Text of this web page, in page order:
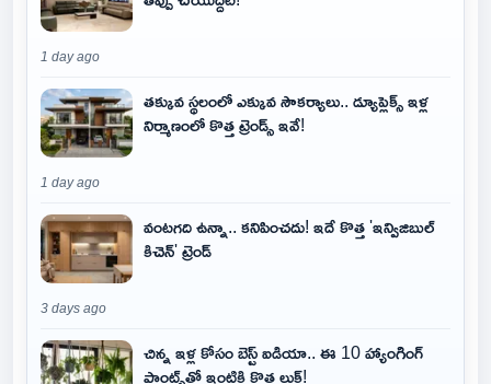
1 day ago
తక్కువ స్థలంలో ఎక్కువ సౌకర్యాలు.. డ్యూప్లెక్స్ ఇళ్ల
నిర్మాణంలో కొత్త ట్రెండ్స్ ఇవే!
1 day ago
వంటగది ఉన్నా.. కనిపించదు! ఇదే కొత్త 'ఇన్విజిబుల్
కిచెన్' ట్రెండ్
3 days ago
చిన్న ఇళ్ల కోసం బెస్ట్ ఐడియా.. ఈ 10 హ్యాంగింగ్
ప్లాంట్స్‌తో ఇంటికి కొత్త లుక్!